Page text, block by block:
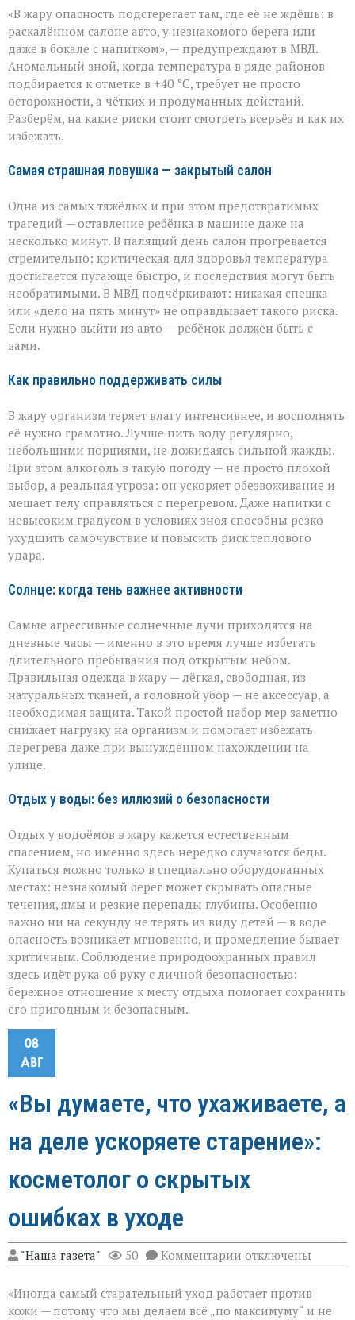
не
прощает
легкомыслия»:
МВД — о
том,
как
уберечь
себя
и
«В жару опасность подстерегает там, где её не ждёшь: в
раскалённом салоне авто, у незнакомого берега или
даже в бокале с напитком», — предупреждают в МВД.
Аномальный зной, когда температура в ряде районов
подбирается к отметке в +40 °C, требует не просто
осторожности, а чётких и продуманных действий.
Разберём, на какие риски стоит смотреть всерьёз и как их
избежать.
Самая страшная ловушка — закрытый салон
Одна из самых тяжёлых и при этом предотвратимых
трагедий — оставление ребёнка в машине даже на
несколько минут. В палящий день салон прогревается
стремительно: критическая для здоровья температура
достигается пугающе быстро, и последствия могут быть
необратимыми. В МВД подчёркивают: никакая спешка
или «дело на пять минут» не оправдывает такого риска.
Если нужно выйти из авто — ребёнок должен быть с
вами.
Как правильно поддерживать силы
В жару организм теряет влагу интенсивнее, и восполнять
её нужно грамотно. Лучше пить воду регулярно,
небольшими порциями, не дожидаясь сильной жажды.
При этом алкоголь в такую погоду — не просто плохой
выбор, а реальная угроза: он ускоряет обезвоживание и
мешает телу справляться с перегревом. Даже напитки с
невысоким градусом в условиях зноя способны резко
ухудшить самочувствие и повысить риск теплового
удара.
Солнце: когда тень важнее активности
Самые агрессивные солнечные лучи приходятся на
дневные часы — именно в это время лучше избегать
длительного пребывания под открытым небом.
Правильная одежда в жару — лёгкая, свободная, из
натуральных тканей, а головной убор — не аксессуар, а
необходимая защита. Такой простой набор мер заметно
снижает нагрузку на организм и помогает избежать
перегрева даже при вынужденном нахождении на
улице.
Отдых у воды: без иллюзий о безопасности
Отдых у водоёмов в жару кажется естественным
спасением, но именно здесь нередко случаются беды.
Купаться можно только в специально оборудованных
местах: незнакомый берег может скрывать опасные
течения, ямы и резкие перепады глубины. Особенно
важно ни на секунду не терять из виду детей — в воде
опасность возникает мгновенно, и промедление бывает
критичным. Соблюдение природоохранных правил
здесь идёт рука об руку с личной безопасностью:
бережное отношение к месту отдыха помогает сохранить
его пригодным и безопасным.
08
АВГ
«Вы думаете, что ухаживаете, а
на деле ускоряете старение»:
косметолог о скрытых
ошибках в уходе
"Наша газета" 50 Комментарии к
записи
думаете,
что
отключены
«Иногда самый старательный уход работает против
кожи — потому что мы делаем всё „по максимуму“ и не